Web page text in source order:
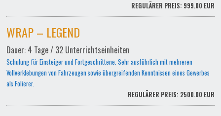
REGULÄRER PREIS: 999.00 EUR
WRAP – LEGEND
Dauer: 4 Tage / 32 Unterrichtseinheiten
Schulung für Einsteiger und Fortgeschrittene. Sehr ausführlich mit mehreren
Vollverklebungen von Fahrzeugen sowie übergreifenden Kenntnissen eines Gewerbes
als Folierer.
REGULÄRER PREIS: 2500.00 EUR